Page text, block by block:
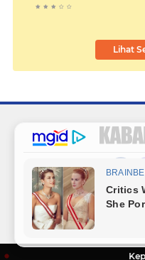
Lihat
Redaksi Sitemap